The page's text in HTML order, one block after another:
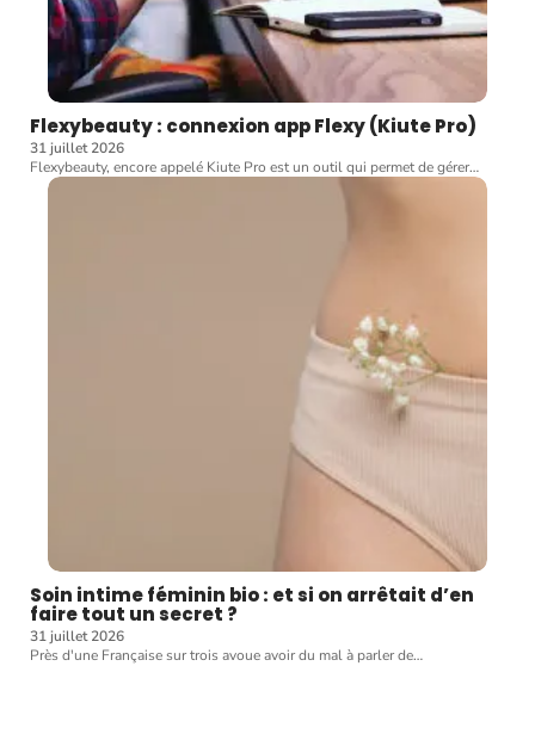
Flexybeauty : connexion app Flexy (Kiute Pro)
31 juillet 2026
Flexybeauty, encore appelé Kiute Pro est un outil qui permet de gérer…
Soin intime féminin bio : et si on arrêtait d’en
faire tout un secret ?
31 juillet 2026
Près d'une Française sur trois avoue avoir du mal à parler de…